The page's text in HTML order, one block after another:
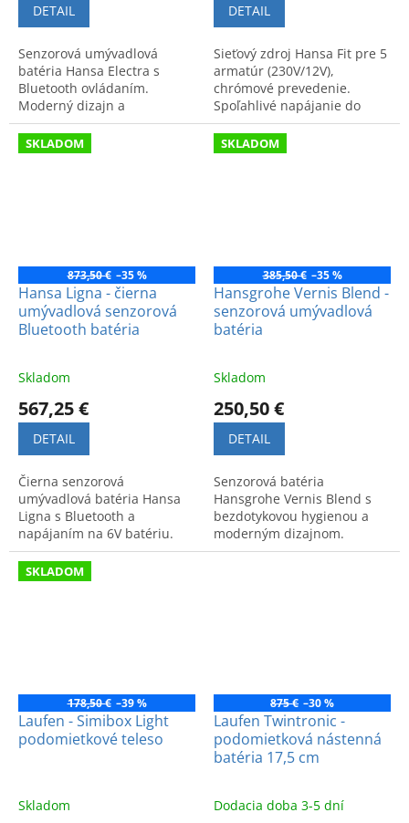
DETAIL
Senzorová umývadlová
batéria Hansa Electra s
Bluetooth ovládaním.
Moderný dizajn a
technológie pre úsporu vody
a maximálnu hygienu v
kúpeľni.
DETAIL
Sieťový zdroj Hansa Fit pre 5
armatúr (230V/12V),
chrómové prevedenie.
Spoľahlivé napájanie do
kúpeľne. Kód produktu:
64990100.
SKLADOM
873,50 € –35 %
Hansa Ligna - čierna
umývadlová senzorová
Bluetooth batéria
Skladom
567,25 €
DETAIL
Čierna senzorová
umývadlová batéria Hansa
Ligna s Bluetooth a
napájaním na 6V batériu.
Moderný dizajn a
inteligentná technológia pre
komfortné používanie.
SKLADOM
385,50 € –35 %
Hansgrohe Vernis Blend -
senzorová umývadlová
batéria
Skladom
250,50 €
DETAIL
Senzorová batéria
Hansgrohe Vernis Blend s
bezdotykovou hygienou a
moderným dizajnom.
Napájanie 230 V a špičková
SKLADOM
178,50 € –39 %
Laufen - Simibox Light
podomietkové teleso
Skladom
875 € –30 %
Laufen Twintronic -
podomietková nástenná
batéria 17,5 cm
Dodacia doba 3-5 dní